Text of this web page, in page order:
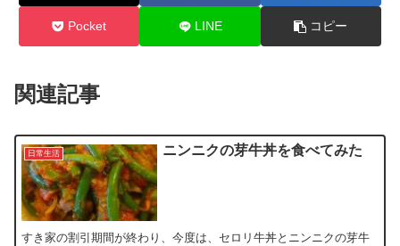
Pocket LINE コピー
関連記事
日常生活 ニンニクの芽牛丼を食べてみた
すき家の割引期間が終わり、今度は、セロリ牛丼とニンニクの芽牛